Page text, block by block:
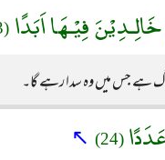
فِيْـهَا اَبَدًا(23)
آگ ہے جس میں وہ سدا رہے گا۔
(24)
↖